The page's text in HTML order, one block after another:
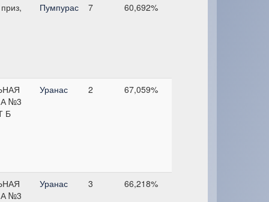
Пумпурас 7 60,692%
№3
Б
Уранас 2 67,059%
№3
Уранас 3 66,218%